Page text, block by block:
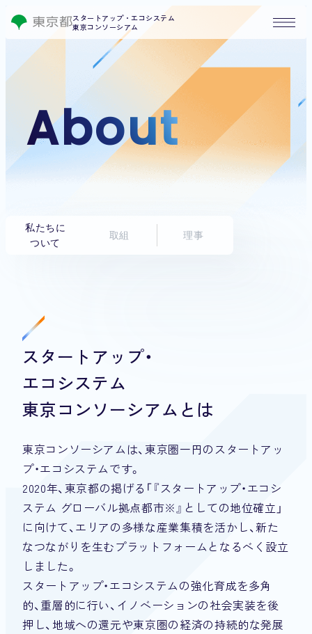
スタートアップ・エコシステム
東京コンソーシアム
About
私たちに
ついて
取組 理事
スタートアップ・
エコシステム
東京コンソーシアムとは
東京コンソーシアムは、東京圏一円のスタートアッ
プ・エコシステムです。
2020年、東京都の掲げる 「『スタートアップ・エコシ
ステム グローバル拠点都市※』としての地位確立」
に向けて、 エリアの多様な産業集積を活かし、新た
なつながりを生むプラットフォームとなるべく設立
しました。
スタートアップ・エコシステムの強化育成を多角
的、重層的に行い、 イノベーションの社会実装を後
押し、 地域への還元や東京圏の経済の持続的な発展